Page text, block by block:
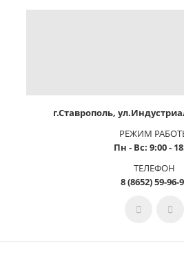
г.Ставрополь,
РЕЖИМ
Пн - Вс: 9:00 -
ТЕЛЕФОН
8 (8652) 59-96-